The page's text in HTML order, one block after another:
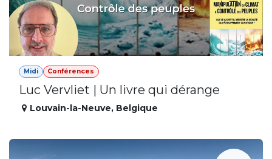
Midi Conférences
Luc Vervliet | Un livre qui dérange
Louvain-la-Neuve, Belgique